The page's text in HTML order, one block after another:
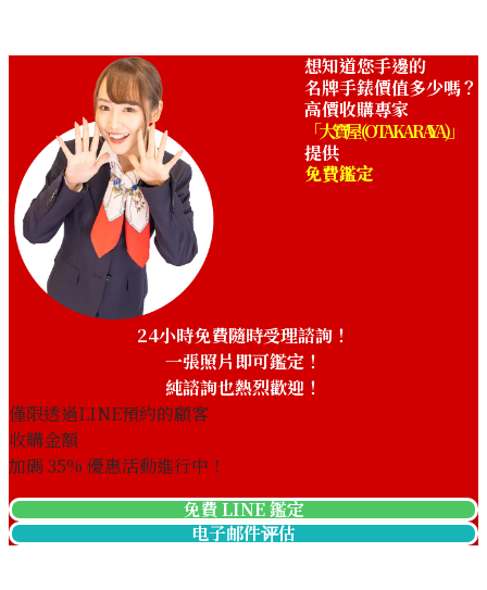
Omega De Ville Prestige
424.10.37.20.03.001
收購參考價格
NTD 46,212
收購日期: 2026年5月
想知道您手邊的
名牌手錶價值多少嗎？
高價收購專家
「大寶屋 (OTAKARAYA)」
提供
免費鑑定
24小時免費隨時受理諮詢！
一張照片即可鑑定！
純諮詢也熱烈歡迎！
僅限透過LINE預約的顧客
收購金額
加碼35% 優惠活動進行中！
免費 LINE 鑑定
电子邮件评估